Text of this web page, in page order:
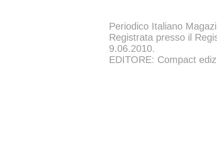
Periodico Italiano
Registrata presso il
9.06.2010.
EDITORE: Compact